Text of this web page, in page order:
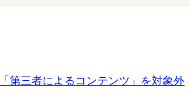
第三者によるコンテンツ」を対象外